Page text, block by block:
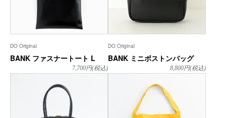
DO Original
BANK ファスナートート L
7,700円(税込)
DO Original
BANK ミニボストンバッグ
8,800円(税込)